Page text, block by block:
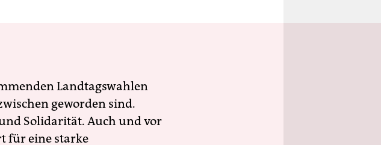
Landtagswahlen
geworden sind.
Solidarität. Auch und vor
für eine starke